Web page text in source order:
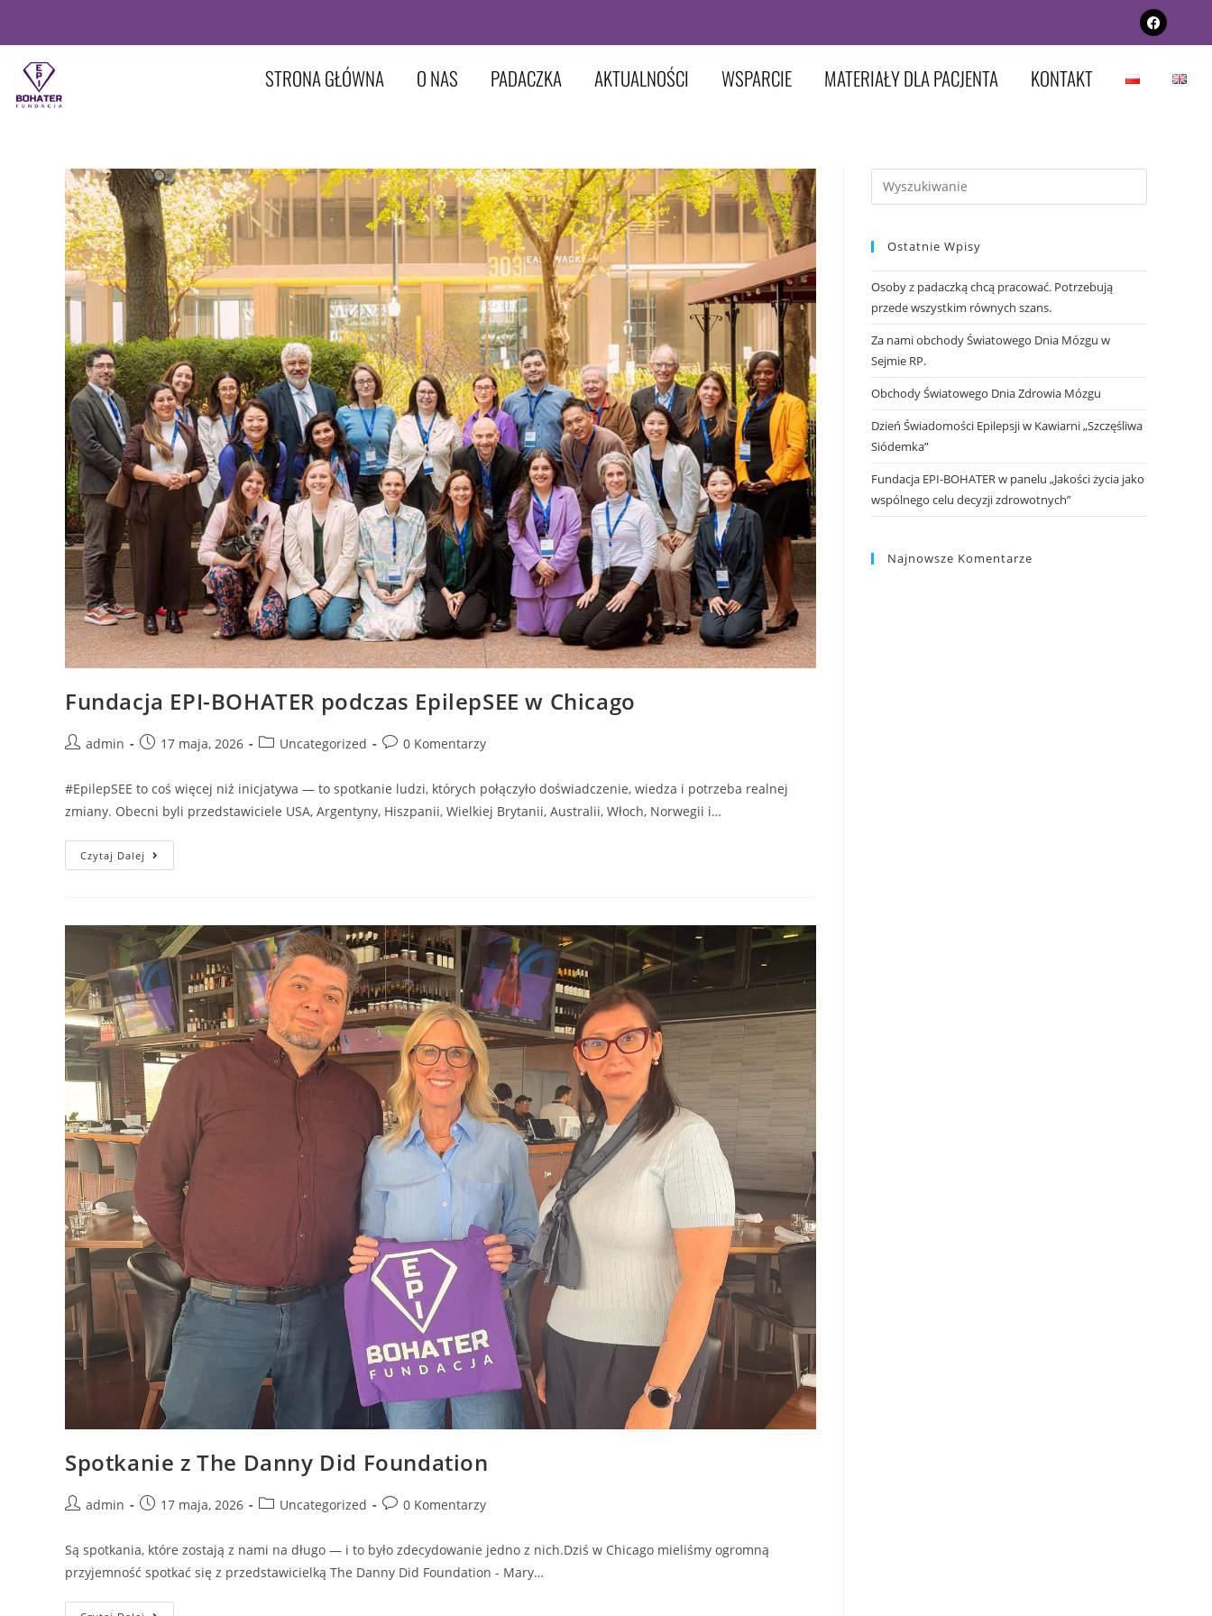
STRONA GŁÓWNA O NAS PADACZKA AKTUALNOŚCI WSPARCIE MATERIAŁY DLA PACJENTA KONTAKT
Fundacja EPI-BOHATER podczas EpilepSEE w Chicago
admin 17 maja, 2026 Uncategorized 0 Komentarzy
#EpilepSEE to coś więcej niż inicjatywa — to spotkanie ludzi, których połączyło doświadczenie, wiedza i potrzeba realnej
zmiany. Obecni byli przedstawiciele USA, Argentyny, Hiszpanii, Wielkiej Brytanii, Australii, Włoch, Norwegii i…
Czytaj Dalej
Spotkanie z The Danny Did Foundation
admin 17 maja, 2026 Uncategorized 0 Komentarzy
Są spotkania, które zostają z nami na długo — i to było zdecydowanie jedno z nich.Dziś w Chicago mieliśmy ogromną
przyjemność spotkać się z przedstawicielką The Danny Did Foundation - Mary…
Ostatnie Wpisy
Osoby z padaczką chcą pracować. Potrzebują
przede wszystkim równych szans.
Za nami obchody Światowego Dnia Mózgu w
Sejmie RP.
Obchody Światowego Dnia Zdrowia Mózgu
Dzień Świadomości Epilepsji w Kawiarni „Szczęśliwa
Siódemka”
Fundacja EPI-BOHATER w panelu „Jakości życia jako
wspólnego celu decyzji zdrowotnych”
Najnowsze Komentarze